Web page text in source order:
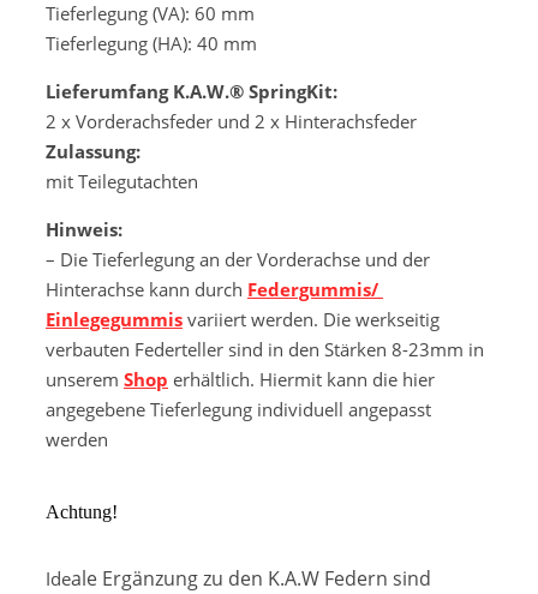
Tieferlegung (VA): 60 mm
Tieferlegung (HA): 40 mm
Lieferumfang K.A.W.® SpringKit:
2 x Vorderachsfeder und 2 x Hinterachsfeder
Zulassung:
mit Teilegutachten
Hinweis:
– Die Tieferlegung an der Vorderachse und der
Hinterachse kann durch Federgummis/
Einlegegummis variiert werden. Die werkseitig
verbauten Federteller sind in den Stärken 8-23mm in
unserem Shop erhältlich. Hiermit kann die hier
angegebene Tieferlegung individuell angepasst
werden
Achtung!
Ideale Ergänzung zu den K.A.W Federn sind